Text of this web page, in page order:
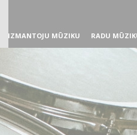
IZMANTOJU MŪZIKU RADU